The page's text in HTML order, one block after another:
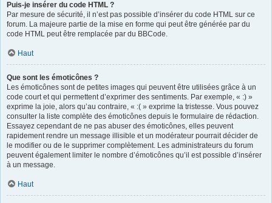
Puis-je insérer du code HTML ?
Par mesure de sécurité, il n’est pas possible d’insérer du code HTML sur ce
forum. La majeure partie de la mise en forme qui peut être générée par du
code HTML peut être remplacée par du BBCode.
Haut
Que sont les émoticônes ?
Les émoticônes sont de petites images qui peuvent être utilisées grâce à un
code court et qui permettent d’exprimer des sentiments. Par exemple, « :) »
exprime la joie, alors qu’au contraire, « :( » exprime la tristesse. Vous pouvez
consulter la liste complète des émoticônes depuis le formulaire de rédaction.
Essayez cependant de ne pas abuser des émoticônes, elles peuvent
rapidement rendre un message illisible et un modérateur pourrait décider de
le modifier ou de le supprimer complètement. Les administrateurs du forum
peuvent également limiter le nombre d’émoticônes qu’il est possible d’insérer
à un message.
Haut